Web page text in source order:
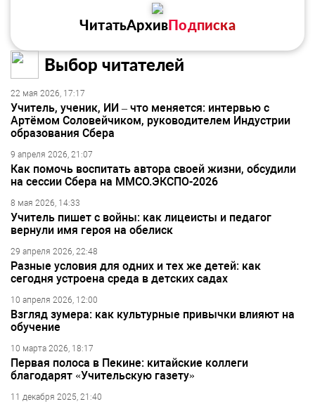
ЧитатьАрхивПодписка
Выбор читателей
22 мая 2026, 17:17
Учитель, ученик, ИИ – что меняется: интервью с
Артёмом Соловейчиком, руководителем Индустрии
образования Сбера
9 апреля 2026, 21:07
Как помочь воспитать автора своей жизни, обсудили
на сессии Сбера на ММСО.ЭКСПО-2026
8 мая 2026, 14:33
Учитель пишет с войны: как лицеисты и педагог
вернули имя героя на обелиск
29 апреля 2026, 22:48
Разные условия для одних и тех же детей: как
сегодня устроена среда в детских садах
10 апреля 2026, 12:00
Взгляд зумера: как культурные привычки влияют на
обучение
10 марта 2026, 18:17
Первая полоса в Пекине: китайские коллеги
благодарят «Учительскую газету»
11 декабря 2025, 21:40